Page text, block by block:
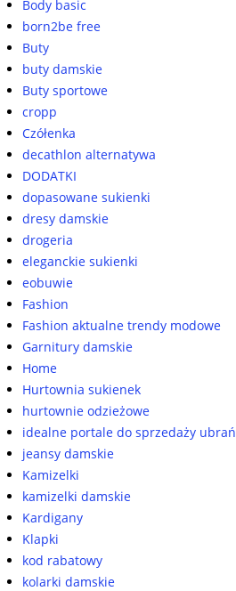
Body basic
born2be free
Buty
buty damskie
Buty sportowe
cropp
Czółenka
decathlon alternatywa
DODATKI
dopasowane sukienki
dresy damskie
drogeria
eleganckie sukienki
eobuwie
Fashion
Fashion aktualne trendy modowe
Garnitury damskie
Home
Hurtownia sukienek
hurtownie odzieżowe
idealne portale do sprzedaży ubrań
jeansy damskie
Kamizelki
kamizelki damskie
Kardigany
Klapki
kod rabatowy
kolarki damskie